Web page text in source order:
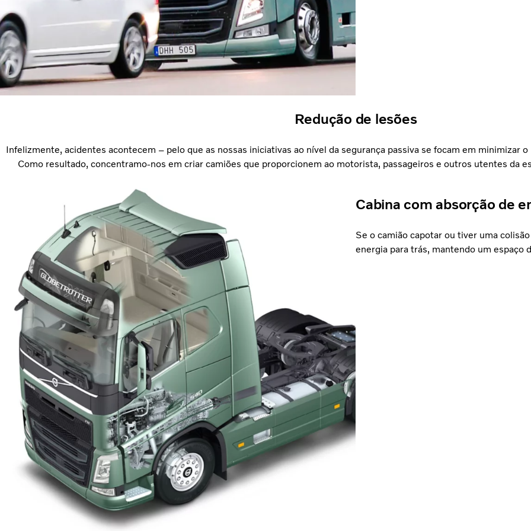
Redução de lesões
Infelizmente, acidentes acontecem – pelo que as nossas iniciativas ao nível da segurança passiva se focam em minimizar
Como resultado, concentramo-nos em criar camiões que proporcionem ao motorista, passageiros e outros utentes da
Cabina com absorção de
Se o camião capotar ou tiver uma
energia para trás, mantendo um espaço